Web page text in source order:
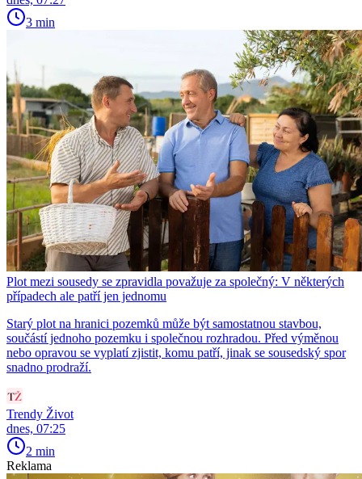
3 min
Plot mezi sousedy se zpravidla považuje za společný: V některých
případech ale patří jen jednomu
Starý plot na hranici pozemků může být samostatnou stavbou,
součástí jednoho pozemku i společnou rozhradou. Před výměnou
nebo opravou se vyplatí zjistit, komu patří, jinak se sousedský spor
snadno prodraží.
Trendy Život
dnes, 07:25
2 min
Reklama